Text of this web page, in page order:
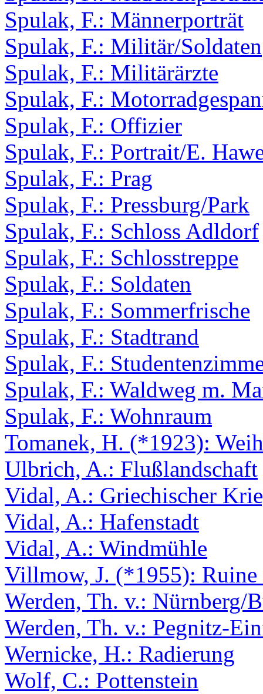
Spulak, F.: Männerporträt
Spulak, F.: Militär/Soldaten
Spulak, F.: Militärärzte
Spulak, F.:
Spulak, F.: Offizier
Spulak, F.: Portrait/E.
Spulak, F.: Prag
Spulak, F.: Pressburg/Park
Spulak, F.: Schloss Adldorf
Spulak, F.: Schlosstreppe
Spulak, F.: Soldaten
Spulak, F.: Sommerfrische
Spulak, F.: Stadtrand
Spulak, F.:
Spulak, F.: Waldweg m.
Spulak, F.: Wohnraum
Tomanek, H. (*1923):
Ulbrich, A.: Flußlandschaft
Vidal, A.: Griechischer
Vidal, A.: Hafenstadt
Vidal, A.: Windmühle
Villmow, J. (*1955):
Werden, Th. v.: Nürnberg/
Werden, Th. v.: Pegnitz-
Wernicke, H.: Radierung
Wolf, C.: Pottenstein